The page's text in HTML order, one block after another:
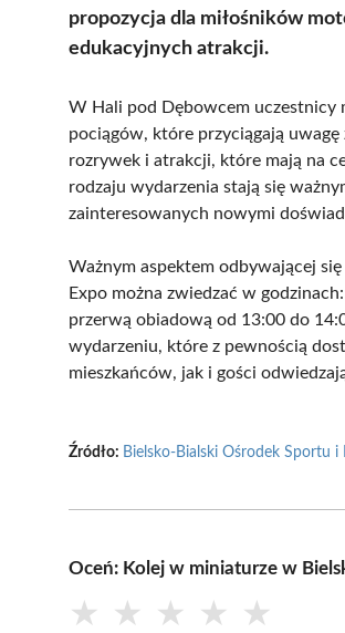
propozycja dla miłośników
edukacyjnych atrakcji.
W Hali pod Dębowcem uczestnicy
pociągów, które przyciągają
rozrywek i atrakcji, które mają na
rodzaju wydarzenia stają się
zainteresowanych nowymi
Ważnym aspektem odbywającej
Expo można zwiedzać w
przerwą obiadową od 13:00 do
wydarzeniu, które z pewnością
mieszkańców, jak i gości
Źródło: Bielsko-Bialski Ośrodek Sportu i
Oceń: Kolej w miniaturze w
★ ★ ★ ★ ★